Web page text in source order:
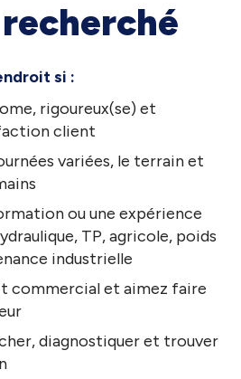
si :
rigoureux(se) et
client
variées, le terrain et
ou une expérience
TP, agricole, poids
industrielle
commercial et aimez faire
diagnostiquer et trouver